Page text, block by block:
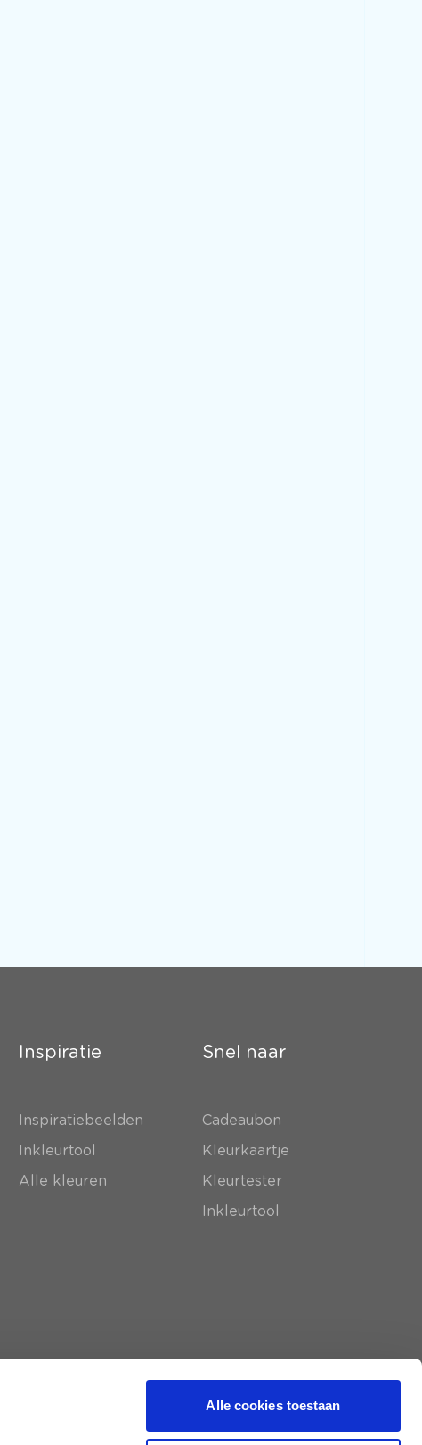
Alle cookies toestaan
Inspiratie
Inspiratiebeelden
Inkleurtool
Alle kleuren
Snel naar
Cadeaubon
Kleurkaartje
Kleurtester
Inkleurtool